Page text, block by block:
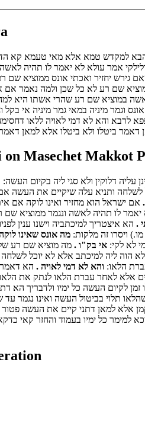
הבא למקדש טמא אלא מאי טעמא קא
אמר עולא לא יאמר לו תהיה
גירש יחזיר ואכתי אונס ממוציא שם
שם רע לא כל שכן ולמה נאמר אם
במוציא שם רע שהרי אשתו היא
אונס וגמר מיניה במאי גמר מיניה אי
לרבא והא לא דמי לאויה ללאו
ביטלו ולא ביטלו אלא למאן דאמר
Masechet Makkot
דלוקין ולא סגי ליה בקיום העשה:
ותניא עלה שיקיים את העשה אם
אם ישראל הוא מחזיר ואינו לוקה אם
לו תהיה לאשה ונגמר ממוציא שם
. הא איצטריך למיכתביה וישנו ענין
ויסרו זה מלקות: מה אונס שאינו
לא לקי: אי בק"ו . מה מוציא שם רע
הוה ליה למיכתב אלא לא יוכל
הלאו: והא לא דמי לאויה . הא דאמר
אלא לאחר עברת הלאו לנתק את
לקיום העשה כל ימיו ולדבריך הא
תלוי בביטול העשה ואינו נגמר
אלא למאן דתני קיים את העשה פטור
למימר כל ימיו בעמוד והחזר קאי